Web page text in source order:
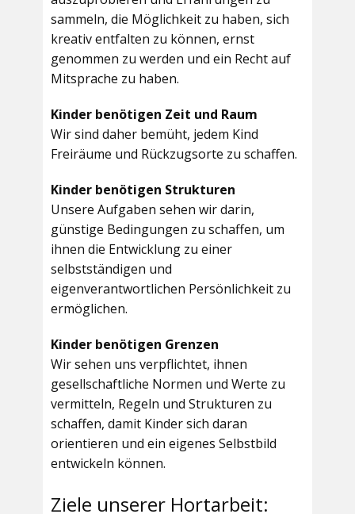
sammeln, die Möglichkeit zu haben, sich
kreativ entfalten zu können, ernst
genommen zu werden und ein Recht auf
Mitsprache zu haben.
Kinder benötigen Zeit und Raum
Wir sind daher bemüht, jedem Kind
Freiräume und Rückzugsorte zu schaffen.
Kinder benötigen Strukturen
Unsere Aufgaben sehen wir darin,
günstige Bedingungen zu schaffen, um
ihnen die Entwicklung zu einer
selbstständigen und
eigenverantwortlichen Persönlichkeit zu
ermöglichen.
Kinder benötigen Grenzen
Wir sehen uns verpflichtet, ihnen
gesellschaftliche Normen und Werte zu
vermitteln, Regeln und Strukturen zu
schaffen, damit Kinder sich daran
orientieren und ein eigenes Selbstbild
entwickeln können.
Ziele unserer Hortarbeit: